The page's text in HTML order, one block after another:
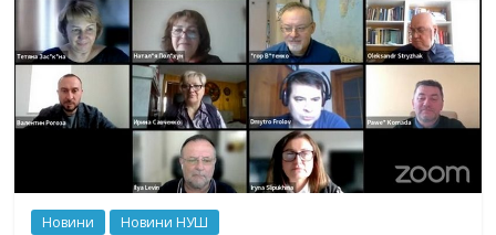
Новини Новини НУШ